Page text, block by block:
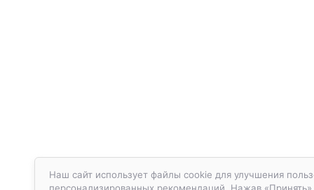
Наш сайт использует файлы cookie для улучшения